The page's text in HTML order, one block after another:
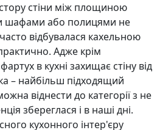
стіни між площиною
шафами або полицями не
відбувалася кахельною
Адже крім
в кухні захищає стіну від
– найбільш підходящий
віднести до категорії з не
збереглася і в наші дні.
кухонного інтер'єру